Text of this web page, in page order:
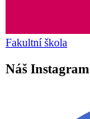
Fakultní škola
Náš Instagram